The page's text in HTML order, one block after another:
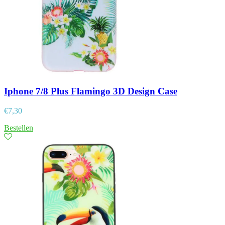
Iphone 7/8 Plus Flamingo 3D Design Case
€7,30
Bestellen